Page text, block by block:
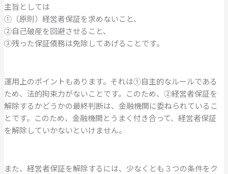
主旨としては
①（原則）経営者保証を求めないこと、
②自己破産を回避させること、
③残った保証債務は免除してあげることです。
運用上のポイントもあります。それは①自主的なルールである
ため、法的拘束力がないことです。このため、②経営者保証を
解除するかどうかの最終判断は、金融機関に委ねられているこ
とです。このため、金融機関とうまく付き合って、経営者保証
を解除していかないといけません。
また、経営者保証を解除するには、少なくとも３つの条件をク